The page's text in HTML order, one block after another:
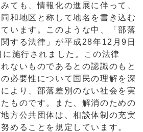
ても、情報化の進展に伴って、
和地区と称して地名を書き込む
います。このような中、「部落
する法律」が平成28年12月9日
施行されました。この法律
ないものであるとの認識のもと
必要性について国民の理解を深
より、部落差別のない社会を実
ものです。また、解消のための
方公共団体は、相談体制の充実
めることを規定しています。